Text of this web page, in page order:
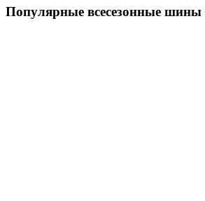
Популярные всесезонные шины